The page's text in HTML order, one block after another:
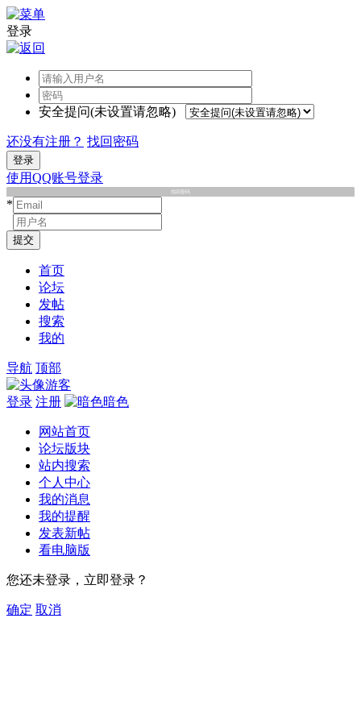
登录
安全提问(未设置请忽略)
还没有注册？ 找回密码
登录
使用QQ账号登录
找回密码
*
提交
首页
论坛
发帖
搜索
我的
导航 顶部
游客
登录 注册 暗色
网站首页
论坛版块
站内搜索
个人中心
我的消息
我的提醒
发表新帖
看电脑版
您还未登录，立即登录？
确定 取消